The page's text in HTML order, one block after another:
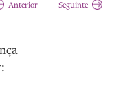
Anterior Seguinte
: